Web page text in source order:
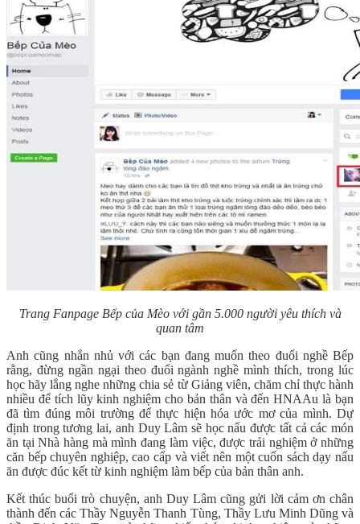
Trang Fanpage Bếp của Mèo với gần 5.000 người yêu thích và
quan tâm
Anh cũng nhắn nhủ với các bạn đang muốn theo đuổi nghề Bếp
rằng, đừng ngần ngại theo đuổi ngành nghề mình thích, trong lúc
học hãy lắng nghe những chia sẻ từ Giảng viên, chăm chỉ thực hành
nhiều để tích lũy kinh nghiệm cho bản thân và đến HNAAu là bạn
đã tìm đúng môi trường để thực hiện hóa ước mơ của mình. Dự
định trong tương lai, anh Duy Lâm sẽ học nấu được tất cả các món
ăn tại Nhà hàng mà mình đang làm việc, được trải nghiệm ở những
căn bếp chuyên nghiệp, cao cấp và viết nên một cuốn sách dạy nấu
ăn được đúc kết từ kinh nghiệm làm bếp của bản thân anh.
Kết thúc buổi trò chuyện, anh Duy Lâm cũng gửi lời cảm ơn chân
thành đến các Thầy Nguyễn Thanh Tùng, Thầy Lưu Minh Dũng và